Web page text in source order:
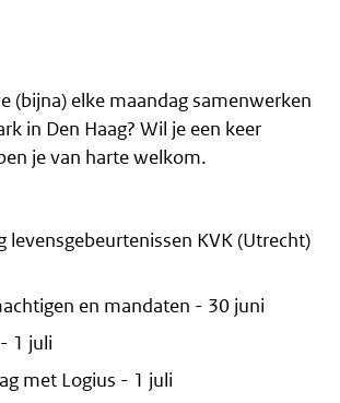
(bijna) elke maandag samenwerken
in Den Haag? Wil je een keer
je van harte welkom.
levensgebeurtenissen KVK (Utrecht)
en mandaten - 30 juni
1 juli
met Logius - 1 juli